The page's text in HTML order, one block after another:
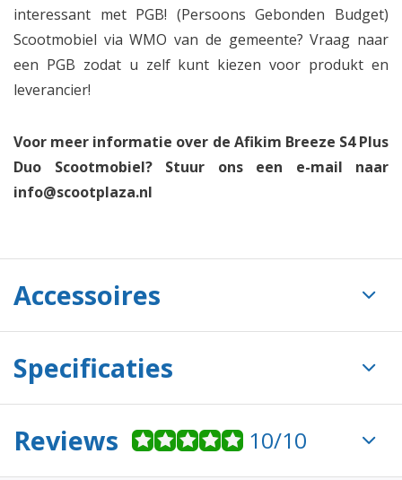
interessant met PGB! (Persoons Gebonden Budget)
Scootmobiel via WMO van de gemeente? Vraag naar
een PGB zodat u zelf kunt kiezen voor produkt en
leverancier!
Voor meer informatie over de Afikim Breeze S4 Plus
Duo Scootmobiel? Stuur ons een e-mail naar
info@scootplaza.nl
Accessoires
Specificaties
Reviews 10/10